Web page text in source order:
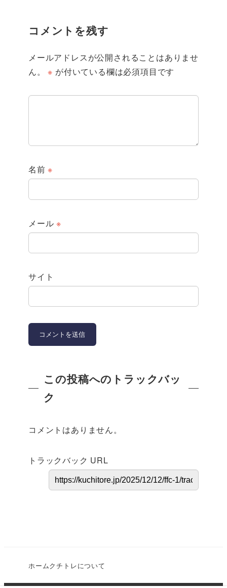
コメントを残す
メールアドレスが公開されることはありませ
ん。
※ が付いている欄は必須項目です
名前※
メール※
サイト
この投稿へのトラックバッ
ク
コメントはありません。
トラックバック URL
ホームクチトレについて